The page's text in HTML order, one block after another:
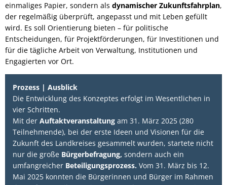
einmaliges Papier, sondern als dynamischer Zukunftsfahrplan,
der regelmäßig überprüft, angepasst und mit Leben gefüllt
wird. Es soll Orientierung bieten – für politische
Entscheidungen, für Projektförderungen, für Investitionen und
für die tägliche Arbeit von Verwaltung, Institutionen und
Engagierten vor Ort.
Prozess | Ausblick
Die Entwicklung des Konzeptes erfolgt im Wesentlichen in
vier Schritten.
Mit der Auftaktveranstaltung am 31. März 2025 (280
Teilnehmende), bei der erste Ideen und Visionen für die
Zukunft des Landkreises gesammelt wurden, startete nicht
nur die große Bürgerbefragung, sondern auch ein
umfangreicher Beteiligungsprozess. Vom 31. März bis 12.
Mai 2025 konnten die Bürgerinnen und Bürger im Rahmen